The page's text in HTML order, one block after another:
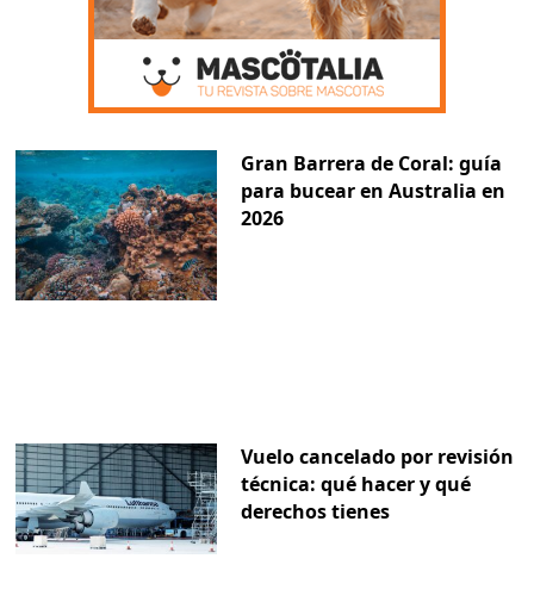
Gran Barrera de Coral: guía
para bucear en Australia en
2026
Vuelo cancelado por revisión
técnica: qué hacer y qué
derechos tienes